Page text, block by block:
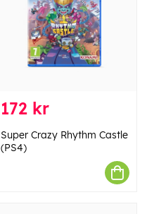
172 kr
Super Crazy Rhythm Castle
(PS4)